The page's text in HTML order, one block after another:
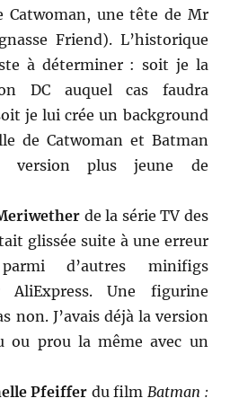
Catwoman, une tête de Mr
Friend). L’historique
à déterminer : soit je la
DC auquel cas faudra
je lui crée un background
de Catwoman et Batman
version plus jeune de
de la série TV des
glissée suite à une erreur
d’autres minifigs
AliExpress. Une figurine
non. J’avais déjà la version
ou prou la même avec un
Pfeiffer du film Batman :